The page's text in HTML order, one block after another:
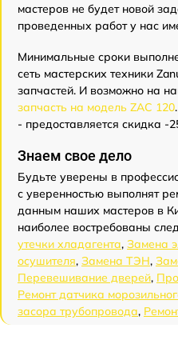
мастеров не будет новой
проведенных работ у нас
Минимальные сроки
сеть мастерских техники
запчастей. И возможно на
запчасть на модель ZAC 120
- предоставляется скидка -
Знаем свое дело
Будьте уверены в
с уверенностью выполнят
данным наших мастеров в
наиболее востребованы
утечки хладагента, Замена
осушителя, Замена ТЭН,
Перевешивание дверей,
Ремонт датчика
засора трубопровода,